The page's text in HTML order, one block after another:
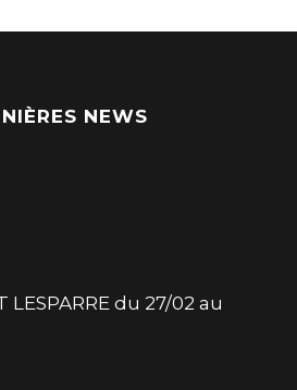
NEWS
LESPARRE du 27/02 au